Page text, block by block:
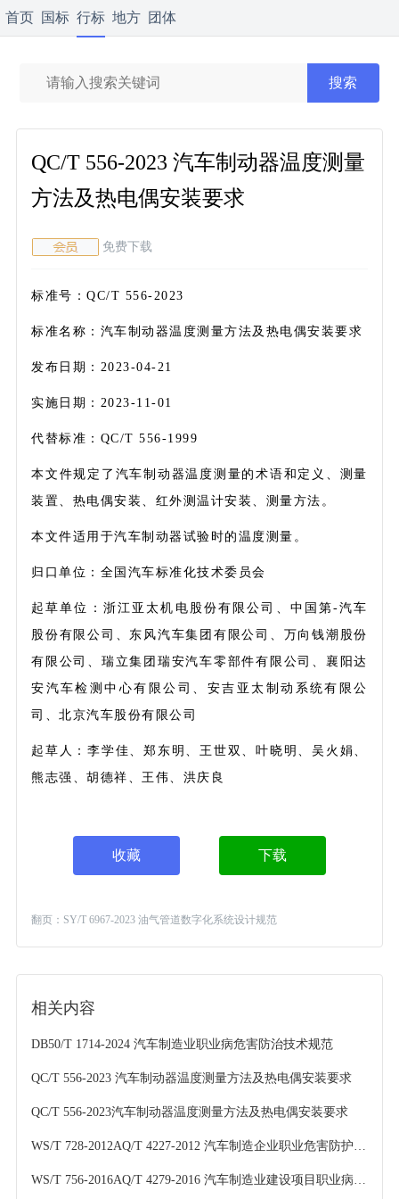
首页 国标 行标 地方 团体
搜索
QC/T 556-2023 汽车制动器温度测量
方法及热电偶安装要求
免费下载
标准号：QC/T 556-2023
标准名称：汽车制动器温度测量方法及热电偶安装要求
发布日期：2023-04-21
实施日期：2023-11-01
代替标准：QC/T 556-1999
本文件规定了汽车制动器温度测量的术语和定义、测量
装置、热电偶安装、红外测温计安装、测量方法。
本文件适用于汽车制动器试验时的温度测量。
归口单位：全国汽车标准化技术委员会
起草单位：浙江亚太机电股份有限公司、中国第-汽车
股份有限公司、东风汽车集团有限公司、万向钱潮股份
有限公司、瑞立集团瑞安汽车零部件有限公司、襄阳达
安汽车检测中心有限公司、安吉亚太制动系统有限公
司、北京汽车股份有限公司
起草人：李学佳、郑东明、王世双、叶晓明、吴火娟、
熊志强、胡德祥、王伟、洪庆良
收藏 下载
翻页： SY/T 6967-2023 油气管道数字化系统设计规范
相关内容
DB50/T 1714-2024 汽车制造业职业病危害防治技术规范
QC/T 556-2023 汽车制动器温度测量方法及热电偶安装要求
QC/T 556-2023汽车制动器温度测量方法及热电偶安装要求